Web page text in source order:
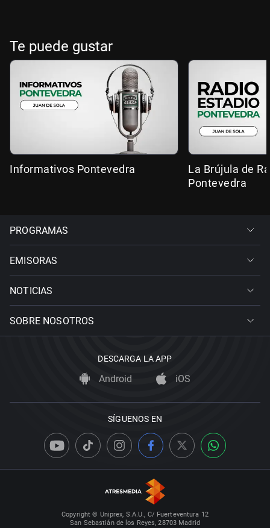
Te puede gustar
Informativos Pontevedra
La Brújula de
Pontevedra
PROGRAMAS
EMISORAS
NOTICIAS
SOBRE NOSOTROS
DESCARGA LA APP
Android iOS
SÍGUENOS EN
Copyright © Uniprex, S.A.U., C/ Fuerteventura 12
San Sebastián de los Reyes, 28703 Madrid